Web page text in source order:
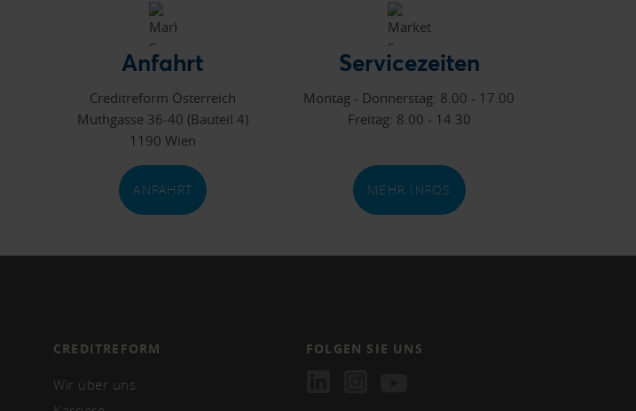
Anfahrt
Creditreform Österreich
Muthgasse 36-40 (Bauteil 4)
1190 Wien
Servicezeiten
Montag - Donnerstag: 8.00 - 17.00
Freitag: 8.00 - 14.30
ANFAHRT MEHR INFOS
CREDITREFORM
Wir über uns
FOLGEN SIE UNS